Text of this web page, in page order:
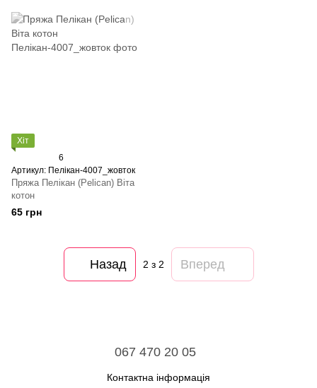
Хіт
6
Артикул: Пелікан-4007_жовток
Пряжа Пелікан (Pelican) Віта
котон
65 грн
Назад 2 з 2 Вперед
067 470 20 05
Контактна інформація